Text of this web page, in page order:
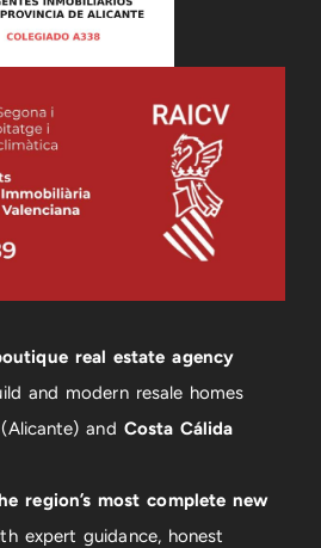
real estate agency
and modern resale homes
(Alicante) and Costa Cálida
region’s most complete new
expert guidance, honest